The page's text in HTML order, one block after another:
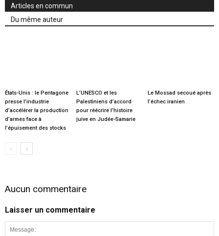
Articles en commun
Du même auteur
États-Unis : le Pentagone
presse l’industrie
d’accélérer la production
d’armes face à
l’épuisement des stocks
L’UNESCO et les
Palestiniens d’accord
pour réécrire l’histoire
juive en Judée-Samarie
Le Mossad secoué après
l’échec iranien
Aucun commentaire
Laisser un commentaire